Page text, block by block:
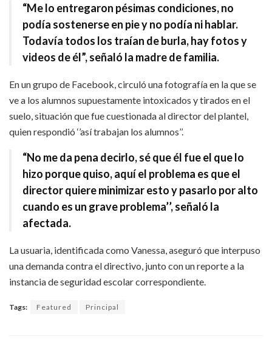
“Me lo entregaron pésimas condiciones, no
podía sostenerse en pie y no podía ni hablar.
Todavía todos los traían de burla, hay fotos y
videos de él”, señaló la madre de familia.
En un grupo de Facebook, circuló una fotografía en la que se
ve a los alumnos supuestamente intoxicados y tirados en el
suelo, situación que fue cuestionada al director del plantel,
quien respondió ‘’así trabajan los alumnos’’.
“No me da pena decirlo, sé que él fue el que lo
hizo porque quiso, aquí el problema es que el
director quiere minimizar esto y pasarlo por alto
cuando es un grave problema’’, señaló la
afectada.
La usuaria, identificada como Vanessa, aseguró que interpuso
una demanda contra el directivo, junto con un reporte a la
instancia de seguridad escolar correspondiente.
Tags: Featured Principal